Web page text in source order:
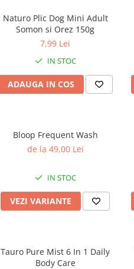
Naturo Plic Dog Mini Adult
Somon si Orez 150g
7,99 Lei
IN STOC
ADAUGA IN COS
Bloop Frequent Wash
de la 49,00 Lei
IN STOC
VEZI VARIANTE
Tauro Pure Mist 6 In 1 Daily
Body Care